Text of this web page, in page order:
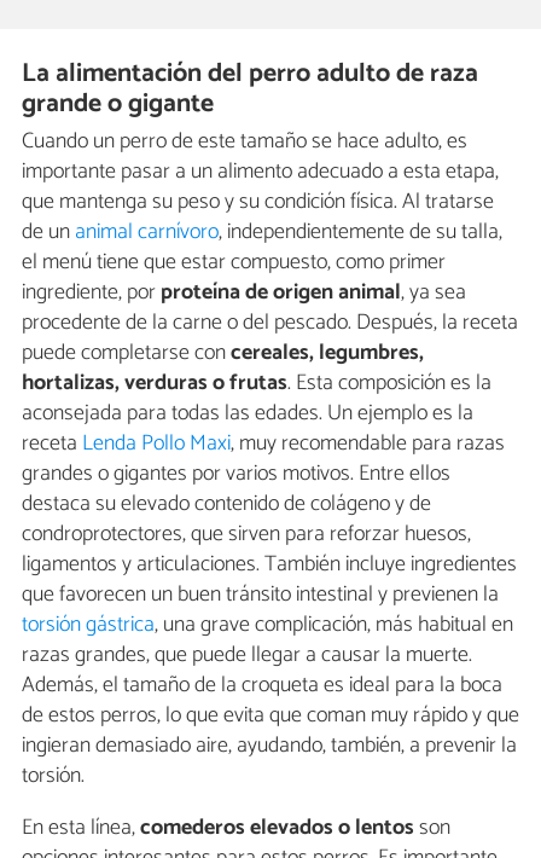
La alimentación del perro adulto de raza
grande o gigante
Cuando un perro de este tamaño se hace adulto, es
importante pasar a un alimento adecuado a esta etapa,
que mantenga su peso y su condición física. Al tratarse
de unanimal carnívoro, independientemente de su talla,
el menú tiene que estar compuesto, como primer
ingrediente, porproteína de origen animal, ya sea
procedente de la carne o del pescado. Después, la receta
puede completarse concereales, legumbres,
hortalizas, verduras o frutas. Esta composición es la
aconsejada para todas las edades. Un ejemplo es la
receta Lenda Pollo Maxi, muy recomendable para razas
grandes o gigantes por varios motivos. Entre ellos
destaca su elevado contenido de colágeno y de
condroprotectores, que sirven para reforzar huesos,
ligamentos y articulaciones. También incluye ingredientes
que favorecen un buen tránsito intestinal y previenen la
torsión gástrica, una grave complicación, más habitual en
razas grandes, que puede llegar a causar la muerte.
Además, el tamaño de la croqueta es ideal para la boca
de estos perros, lo que evita que coman muy rápido y que
ingieran demasiado aire, ayudando, también, a prevenir la
torsión.
En esta línea,comederos elevados o lentosson